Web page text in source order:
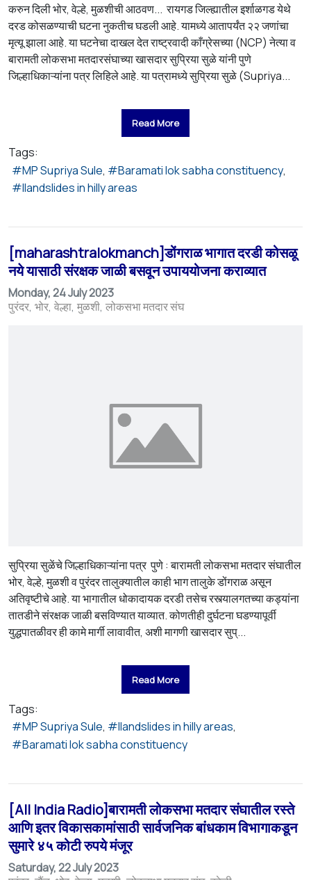
करुन दिली भोर, वेल्हे, मुळशीची आठवण... रायगड जिल्ह्यातील इर्शाळगड येथे
दरड कोसळण्याची घटना नुकतीच घडली आहे. यामध्ये आतापर्यंत २२ जणांचा
मृत्यू झाला आहे. या घटनेचा दाखल देत राष्ट्रवादी काँग्रेसच्या (NCP) नेत्या व
बारामती लोकसभा मतदारसंघाच्या खासदार सुप्रिया सुळे यांनी पुणे
जिल्हाधिकाऱ्यांना पत्र लिहिले आहे. या पत्रामध्ये सुप्रिया सुळे (Supriya...
Read More
Tags:
MP Supriya Sule
Baramati lok sabha constituency
llandslides in hilly areas
[maharashtralokmanch]डोंगराळ भागात दरडी कोसळू
नये यासाठी संरक्षक जाळी बसवून उपाययोजना कराव्यात
Monday, 24 July 2023
पुरंदर भोर वेल्हा मुळशी लोकसभा मतदार संघ
सुप्रिया सुळेंचे जिल्हाधिकाऱ्यांना पत्र पुणे : बारामती लोकसभा मतदार संघातील
भोर, वेल्हे, मुळशी व पुरंदर तालुक्यातील काही भाग तालुके डोंगराळ असून
अतिवृष्टीचे आहे. या भागातील धोकादायक दरडी तसेच रस्त्यालगतच्या कड्यांना
तातडीने संरक्षक जाळी बसविण्यात याव्यात. कोणतीही दुर्घटना घडण्यापूर्वी
युद्धपातळीवर ही कामे मार्गी लावावीत, अशी मागणी खासदार सुप्...
Read More
Tags:
MP Supriya Sule
llandslides in hilly areas
Baramati lok sabha constituency
[All India Radio]बारामती लोकसभा मतदार संघातील रस्ते
आणि इतर विकासकामांसाठी सार्वजनिक बांधकाम विभागाकडून
सुमारे ४५ कोटी रुपये मंजूर
Saturday, 22 July 2023